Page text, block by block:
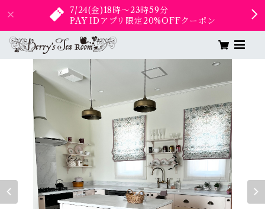
7/24(金)18時〜23時59分
PAY IDアプリ限定20%OFFクーポン